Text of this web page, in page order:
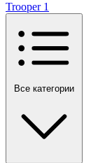
Trooper 1
Все категории